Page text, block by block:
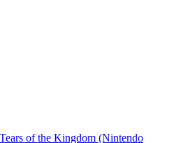
of the Kingdom (Nintendo